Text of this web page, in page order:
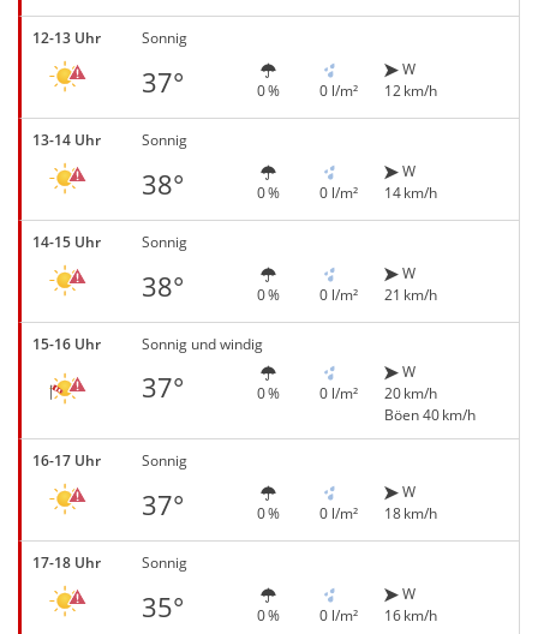
12-13 Uhr Sonnig
37° 0 % 0 l/m²
W
12 km/h
13-14 Uhr Sonnig
38° 0 % 0 l/m²
W
14 km/h
14-15 Uhr Sonnig
38° 0 % 0 l/m²
W
21 km/h
15-16 Uhr Sonnig und windig
37° 0 % 0 l/m²
W
20 km/h
Böen 40 km/h
16-17 Uhr Sonnig
37° 0 % 0 l/m²
W
18 km/h
17-18 Uhr Sonnig
35° 0 % 0 l/m²
W
16 km/h